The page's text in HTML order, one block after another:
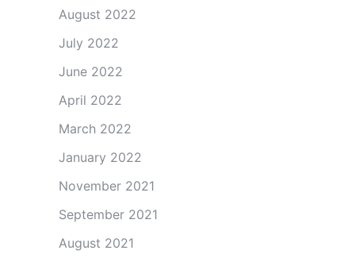
August 2022
July 2022
June 2022
April 2022
March 2022
January 2022
November 2021
September 2021
August 2021